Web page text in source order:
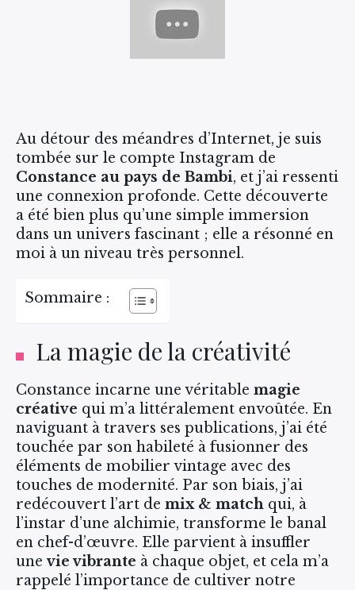
Au détour des méandres d’Internet, je suis
tombée sur le compte Instagram de
Constance au pays de Bambi, et j’ai ressenti
une connexion profonde. Cette découverte
a été bien plus qu’une simple immersion
dans un univers fascinant ; elle a résonné en
moi à un niveau très personnel.
Sommaire :
La magie de la créativité
Constance incarne une véritable magie
créative qui m’a littéralement envoûtée. En
naviguant à travers ses publications, j’ai été
touchée par son habileté à fusionner des
éléments de mobilier vintage avec des
touches de modernité. Par son biais, j’ai
redécouvert l’art de mix & match qui, à
l’instar d’une alchimie, transforme le banal
en chef-d’œuvre. Elle parvient à insuffler
unevie vibrante à chaque objet, et cela m’a
rappelé l’importance de cultiver notre